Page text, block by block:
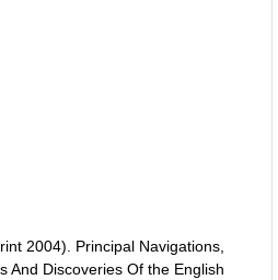
2004). Principal Navigations,
And Discoveries Of the English